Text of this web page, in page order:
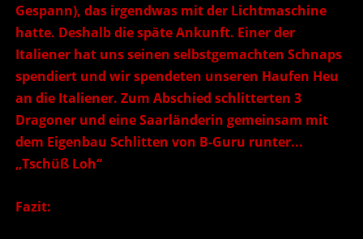
Gespann), das irgendwas mit der Lichtmaschine
hatte. Deshalb die späte Ankunft. Einer der
Italiener hat uns seinen selbstgemachten Schnaps
spendiert und wir spendeten unseren Haufen Heu
an die Italiener. Zum Abschied schlitterten 3
Dragoner und eine Saarländerin gemeinsam mit
dem Eigenbau Schlitten von B-Guru runter...
„Tschüß Loh“
Fazit: